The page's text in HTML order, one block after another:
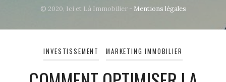
© 2020, Ici et Là Immobilier - Mentions légales
INVESTISSEMENT MARKETING IMMOBILIER